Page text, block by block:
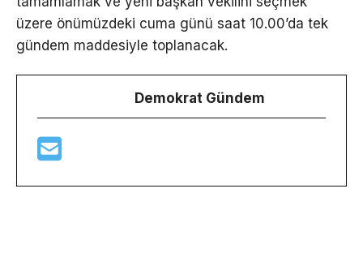
üzere önümüzdeki cuma günü saat 10.00’da tek
gündem maddesiyle toplanacak.
Demokrat Gündem